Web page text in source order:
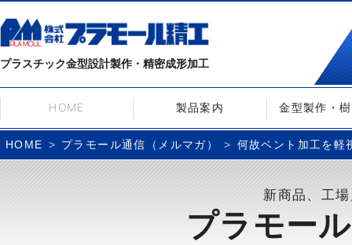
プラスチック金型設計製作・精密成形加工
HOME 製品案内 金型製作・
HOME プラモール通信（メルマガ） 何故ベント加工を
新商品、工
プラモー